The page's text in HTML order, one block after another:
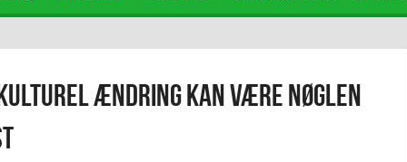
Kopiér de bedste tradere og
investorer
Det betyder de nye
ændring kan være nøglen